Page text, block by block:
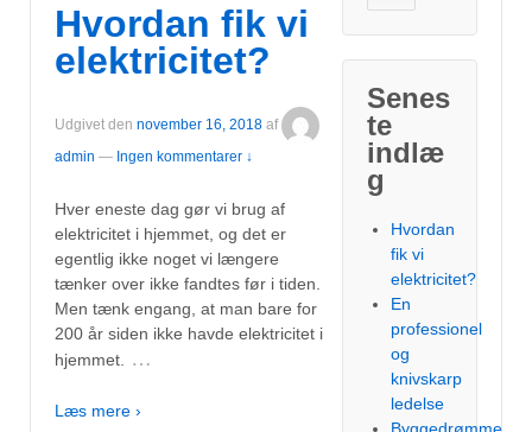
Hvordan fik vi
elektricitet?
Udgivet den november 16, 2018 af
admin — Ingen kommentarer ↓
Hver eneste dag gør vi brug af
elektricitet i hjemmet, og det er
egentlig ikke noget vi længere
tænker over ikke fandtes før i tiden.
Men tænk engang, at man bare for
200 år siden ikke havde elektricitet i
hjemmet.
…
Læs mere ›
Senes
te
indlæ
g
Hvordan
fik vi
elektricitet?
En
professionel
og
knivskarp
ledelse